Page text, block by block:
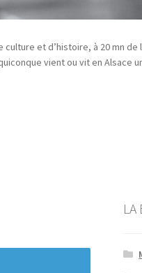
et d’histoire, à 20 mn
vient ou vit en Alsace
LA